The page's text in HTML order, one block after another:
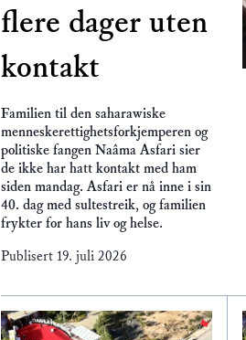
flere dager uten
kontakt
Familien til den saharawiske
menneskerettighetsforkjemperen og
politiske fangen Naâma Asfari sier
de ikke har hatt kontakt med ham
siden mandag. Asfari er nå inne i sin
40. dag med sultestreik, og familien
frykter for hans liv og helse.
Publisert 19. juli 2026